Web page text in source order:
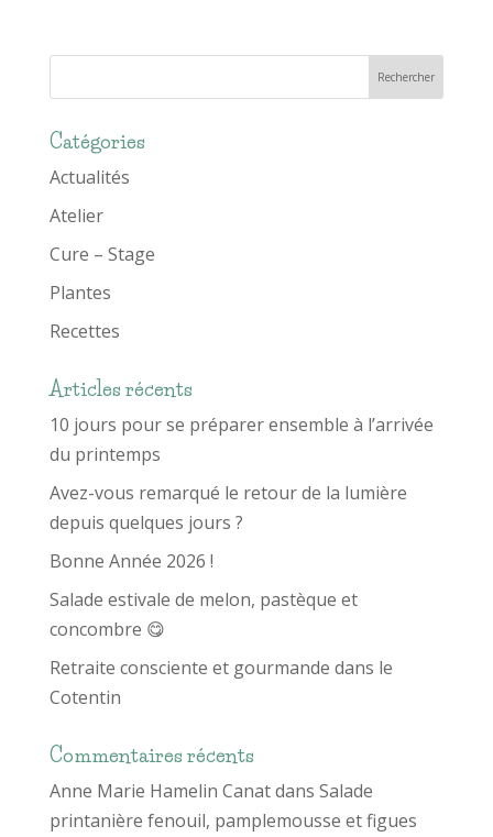
Catégories
Actualités
Atelier
Cure – Stage
Plantes
Recettes
Articles récents
10 jours pour se préparer ensemble à l’arrivée
du printemps
Avez-vous remarqué le retour de la lumière
depuis quelques jours ?
Bonne Année 2026 !
Salade estivale de melon, pastèque et
concombre 😋
Retraite consciente et gourmande dans le
Cotentin
Commentaires récents
Anne Marie Hamelin Canatdans Salade
printanière fenouil, pamplemousse et figues